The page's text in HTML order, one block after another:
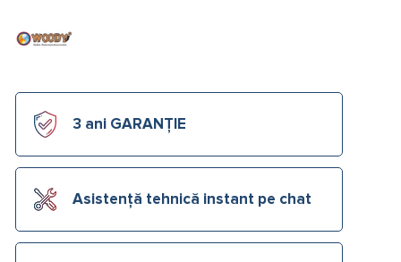
3 ani GARANȚIE
Asistență tehnică instant pe chat